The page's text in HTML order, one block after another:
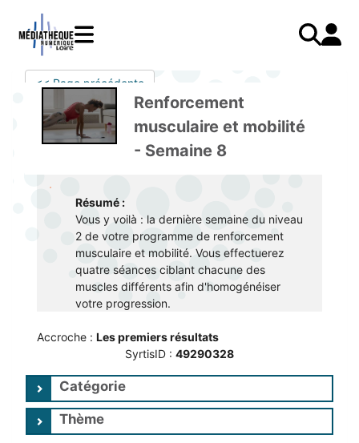
Catalogue
Menu
mobile
LIVRES
E-books
Mangas
PRESSE
Podcasts Radio France
Livres audio
COURS EN LIGNE
Mon
compte
responsive
Mode d'emploi
Mon compte
J'AI DEJA UN COMPTE
Je me connecte pour la première fois
JE N'AI PAS DE COMPTE
Je me préinscris
J'AI BESOIN D'AIDE
J'ai oublié mon mot de passe
<< Page précédente
Renforcement
musculaire et mobilité
- Semaine 8
Résumé :
Vous y voilà : la dernière semaine du niveau
2 de votre programme de renforcement
musculaire et mobilité. Vous effectuerez
quatre séances ciblant chacune des
muscles différents afin d'homogénéiser
votre progression.
Accroche : Les premiers résultats
SyrtisID : 49290328
Catégorie
Thème